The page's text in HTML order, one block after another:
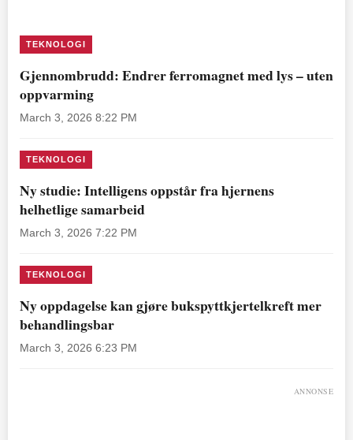
TEKNOLOGI
Gjennombrudd: Endrer ferromagnet med lys – uten
oppvarming
March 3, 2026 8:22 PM
TEKNOLOGI
Ny studie: Intelligens oppstår fra hjernens
helhetlige samarbeid
March 3, 2026 7:22 PM
TEKNOLOGI
Ny oppdagelse kan gjøre bukspyttkjertelkreft mer
behandlingsbar
March 3, 2026 6:23 PM
ANNONSE